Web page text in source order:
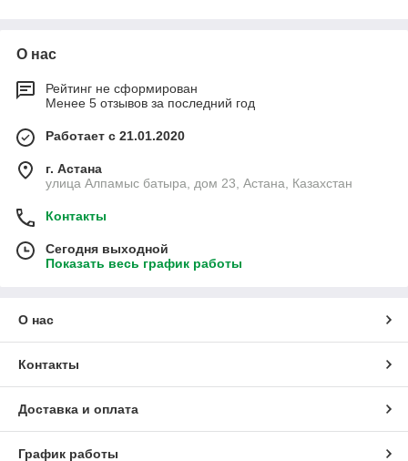
О нас
Рейтинг не сформирован
Менее 5 отзывов за последний год
Работает с 21.01.2020
г. Астана
улица Алпамыс батыра, дом 23, Астана, Казахстан
Контакты
Сегодня выходной
Показать весь график работы
О нас
Контакты
Доставка и оплата
График работы